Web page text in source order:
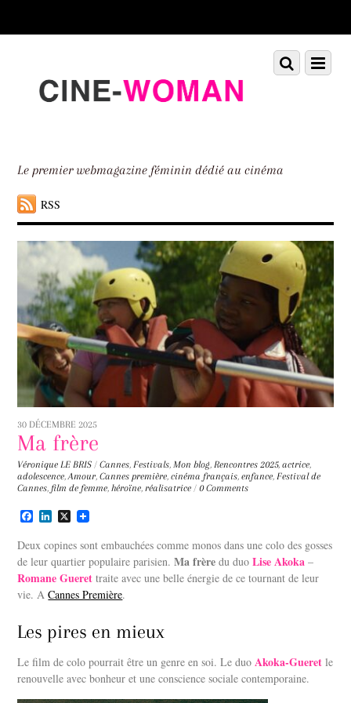
down
Le premier webmagazine féminin dédié au cinéma
RSS
Menu
Scroll
down
30 DÉCEMBRE 2025
Ma frère
Véronique LE BRIS / Cannes, Festivals, Mon blog, Rencontres 2025,actrice,
adolescence,Amour,Cannes première,cinéma français,enfance, Festival de
Cannes, film de femme,héroïne, réalisatrice / 0 Comments
F
c
e
b
o
o
k
L
n
k
e
d
I
n
X
Deux copines sont embauchées comme monos dans une colo des gosses
de leur quartier populaire parisien.Ma frère du duoLise Akoka –
Romane Gueret traite avec une belle énergie de ce tournant de leur
vie. ACannes Première.
Les pires en mieux
Le film de colo pourrait être un genre en soi. Le duo Akoka-Gueret le
renouvelle avec bonheur et une conscience sociale contemporaine.